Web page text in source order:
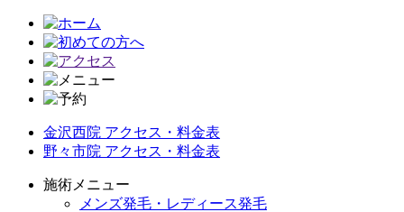
金沢西院 アクセス・料金表
野々市院 アクセス・料金表
施術メニュー
メンズ発毛・レディース発毛